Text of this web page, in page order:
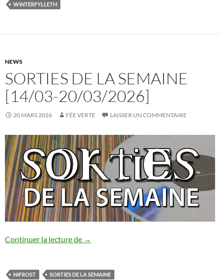
WINTERFYLLETH
NEWS
SORTIES DE LA SEMAINE
[14/03-20/03/2026]
20 MARS 2026 FÉE VERTE LAISSER UN COMMENTAIRE
Continuer la lecture de Sorties de la semaine [14/03-20/03/
→
NIFROST SORTIES DE LA SEMAINE